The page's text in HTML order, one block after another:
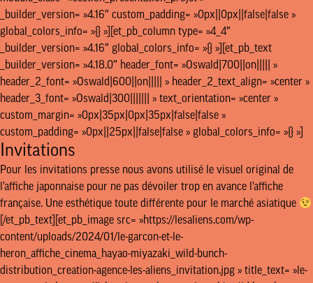
CINÉMA
AGENCE
_builder_version= »4.16″ custom_padding= »0px||0px||false|false »
global_colors_info= »{} »][et_pb_column type= »4_4″
_builder_version= »4.16″ global_colors_info= »{} »][et_pb_text
_builder_version= »4.18.0″ header_font= »Oswald|700||on||||| »
header_2_font= »Oswald|600||on||||| » header_2_text_align= »center »
header_3_font= »Oswald|300||||||| » text_orientation= »center »
custom_margin= »0px|35px|0px|35px|false|false »
custom_padding= »0px||25px||false|false » global_colors_info= »{} »]
Invitations
Pour les invitations presse nous avons utilisé le visuel original de
l’affiche japonnaise pour ne pas dévoiler trop en avance l’affiche
française. Une esthétique toute différente pour le marché asiatique
[/et_pb_text][et_pb_image src= »https://lesaliens.com/wp-
content/uploads/2024/01/le-garcon-et-le-
heron_affiche_cinema_hayao-miyazaki_wild-bunch-
distribution_creation-agence-les-aliens_invitation.jpg » title_text= »le-